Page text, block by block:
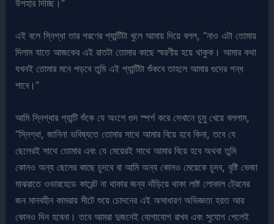
উপহার দিচ্ছি।”
এই বলে স্নিগ্ধা তার পরণের প্যান্টিটা খুলে আমায় দিয়ে বলল, “নাও এটা তোমায়
দিলাম যাতে আজকের এই রাতটা তোমার কাছে স্মরণীয় হয়ে থাকুক। আমার কথা
যখনই তোমার মনে পড়বে তুমি এই প্যান্টিটা শুঁকবে তাহলে আমার গুদের গন্ধ
পাবে।”
আমি স্নিগ্ধার প্যান্টি শুঁকে যে অংশে গুদ স্পর্শ করে সেখানে চুমু খেয়ে বললাম,
“স্নিগ্ধা, জানিনা ভবিষ্যতে তোমার সাথে আমার বিয়ে হবে কিনা, তবে যে
ছেলেরই সাথে তোমার এবং যে মেয়েরই সাথে আমার বিয়ে হবে অথবা তুমি
কোনও অন্য ছেলের কাছে চুদবে বা আমি অন্য কোনও মেয়েকে চুদব, বৃষ্টি ভেজা
মাঝরাতে ওভারহেডে কারেন্ট না থাকার জন্য দাঁড়িয়ে থাকা লাষ্ট লোকাল ট্রেনের
জন মানবহীন কামরায় সীটে শুয়ে চোদনের এই অসাধারণ অভিজ্ঞতা হয়ত আর
কোনও দিন হবেনা। তবে আমরা দুজনেই যোগাযোগ রাখব এবং সুযোগ পেলেই